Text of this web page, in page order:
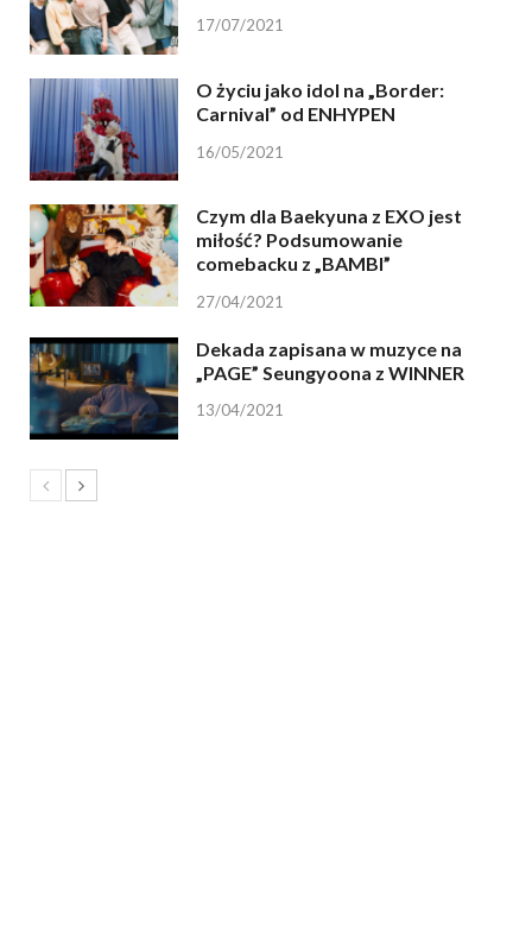
17/07/2021
O życiu jako idol na „Border:
Carnival” od ENHYPEN
16/05/2021
Czym dla Baekyuna z EXO jest
miłość? Podsumowanie
comebacku z „BAMBI”
27/04/2021
Dekada zapisana w muzyce na
„PAGE” Seungyoona z WINNER
13/04/2021